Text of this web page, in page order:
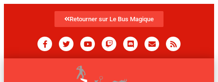
Retourner sur Le Bus Magique